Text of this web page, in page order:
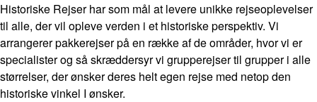
Historiske Rejser har som mål at levere unikke rejseoplevelser
til alle, der vil opleve verden i et historiske perspektiv. Vi
arrangerer pakkerejser på en række af de områder, hvor vi er
specialister og så skræddersyr vi grupperejser til grupper i alle
størrelser, der ønsker deres helt egen rejse med netop den
historiske vinkel I ønsker.